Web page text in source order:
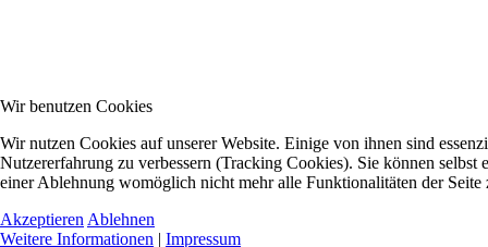
Wir benutzen Cookies
Wir nutzen Cookies auf unserer Website. Einige von ihnen sind
Nutzererfahrung zu verbessern (Tracking Cookies). Sie können selbst
einer Ablehnung womöglich nicht mehr alle Funktionalitäten der Seite
Akzeptieren Ablehnen
Weitere Informationen | Impressum